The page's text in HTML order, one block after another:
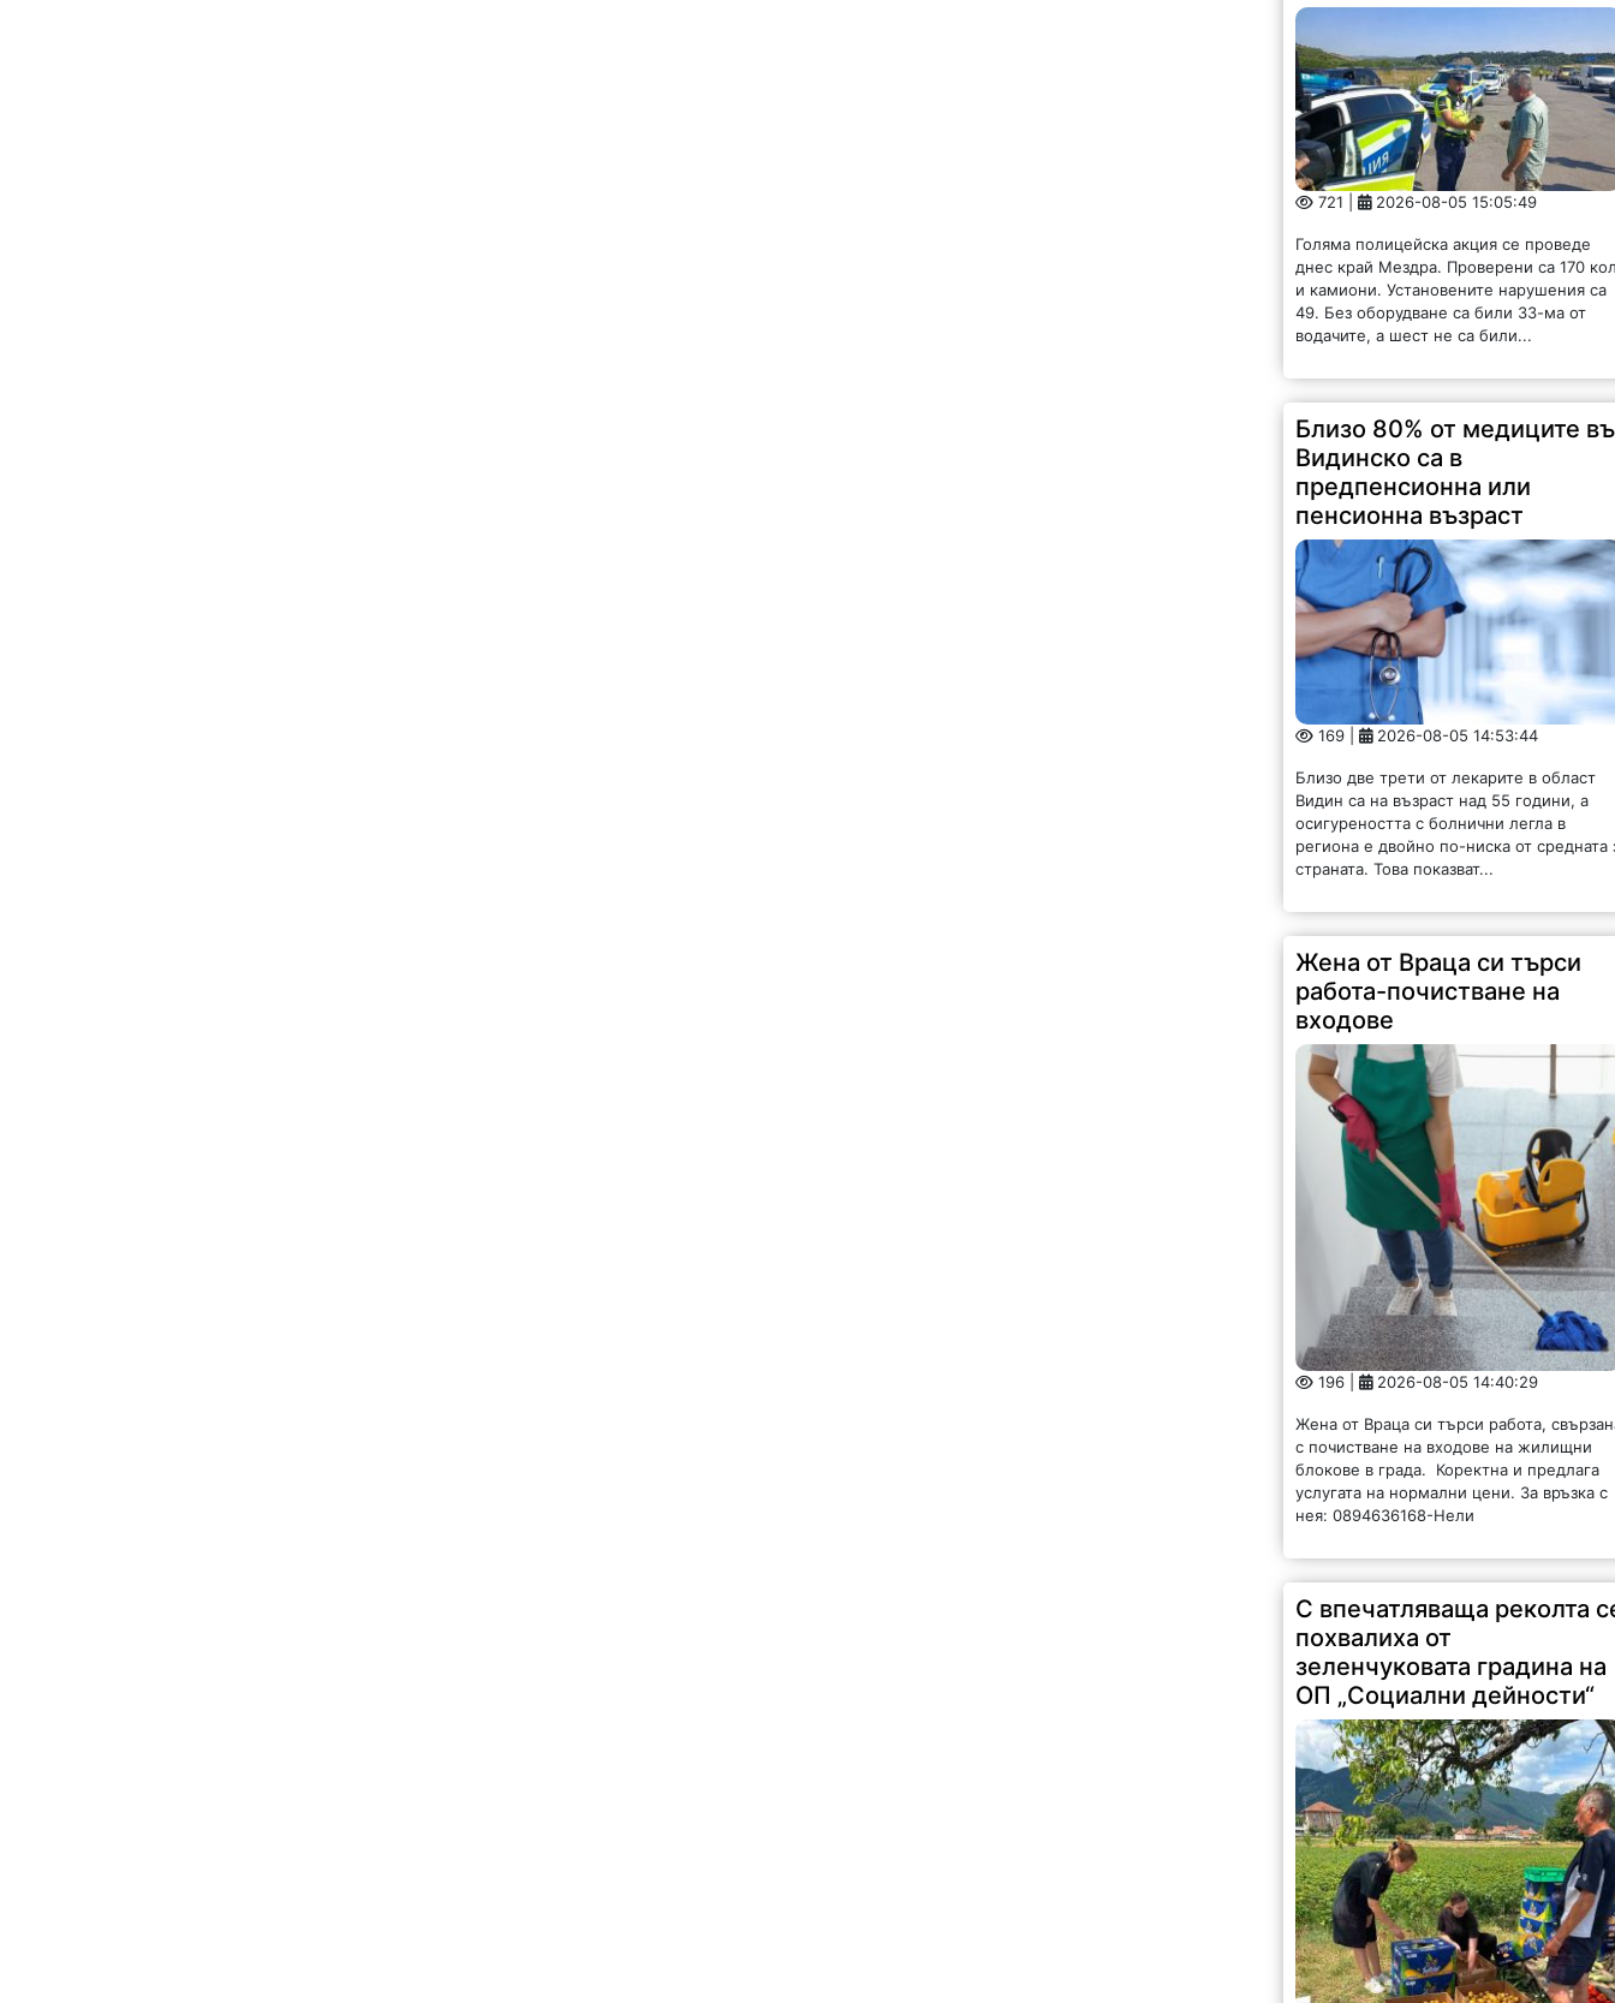
721 | 2026-08-05 15:05:49
Голяма полицейска акция се проведе
днес край Мездра. Проверени са 170
и камиони. Установените нарушения са
49. Без оборудване са били 33-ма от
водачите, а шест не са били...
Близо 80% от медиците
Видинско са в
предпенсионна или
пенсионна възраст
169 | 2026-08-05 14:53:44
Близо две трети от лекарите в област
Видин са на възраст над 55 години, а
осигуреността с болнични легла в
региона е двойно по-ниска от средната
страната. Това показват...
Жена от Враца си търси
работа-почистване на
входове
196 | 2026-08-05 14:40:29
Жена от Враца си търси работа,
с почистване на входове на жилищни
блокове в града. Коректна и предлага
услугата на нормални цени. За връзка с
нея: 0894636168-Нели
С впечатляваща реколта
похвалиха от
зеленчуковата градина на
ОП „Социални дейности“